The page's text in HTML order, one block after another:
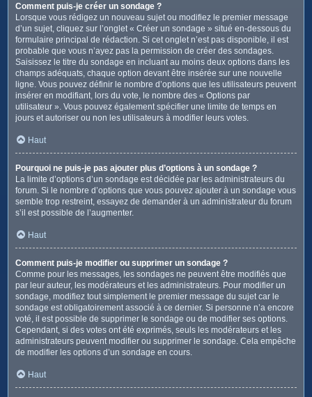
Comment puis-je créer un sondage ?
Lorsque vous rédigez un nouveau sujet ou modifiez le premier message
d’un sujet, cliquez sur l’onglet « Créer un sondage » situé en-dessous du
formulaire principal de rédaction. Si cet onglet n’est pas disponible, il est
probable que vous n’ayez pas la permission de créer des sondages.
Saisissez le titre du sondage en incluant au moins deux options dans les
champs adéquats, chaque option devant être insérée sur une nouvelle
ligne. Vous pouvez définir le nombre d’options que les utilisateurs peuvent
insérer en modifiant, lors du vote, le nombre des « Options par
utilisateur ». Vous pouvez également spécifier une limite de temps en
jours et autoriser ou non les utilisateurs à modifier leurs votes.
Haut
Pourquoi ne puis-je pas ajouter plus d’options à un sondage ?
La limite d’options d’un sondage est décidée par les administrateurs du
forum. Si le nombre d’options que vous pouvez ajouter à un sondage vous
semble trop restreint, essayez de demander à un administrateur du forum
s’il est possible de l’augmenter.
Haut
Comment puis-je modifier ou supprimer un sondage ?
Comme pour les messages, les sondages ne peuvent être modifiés que
par leur auteur, les modérateurs et les administrateurs. Pour modifier un
sondage, modifiez tout simplement le premier message du sujet car le
sondage est obligatoirement associé à ce dernier. Si personne n’a encore
voté, il est possible de supprimer le sondage ou de modifier ses options.
Cependant, si des votes ont été exprimés, seuls les modérateurs et les
administrateurs peuvent modifier ou supprimer le sondage. Cela empêche
de modifier les options d’un sondage en cours.
Haut